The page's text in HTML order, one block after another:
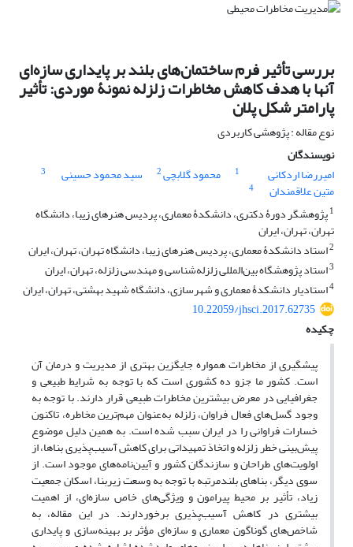
بررسی تأثیر فرم ساختمان‌های بلند بر پایداری سازه‌ای
آنها با هدف کاهش مخاطرات زلزله نمونۀ موردی: تأثیر
پارامتر شکل پلان
نوع مقاله : پژوهشی کاربردی
نویسندگان
امیررضا اردکانی
1 محمود گلابچی2 سید محمود حسینی 3
متین علاقمندان
4
1پژوهشگر دورۀ دکتری، دانشکدۀ معماری، پردیس هنرهای زیبا، دانشگاه
تهران، تهران، ایران
2استاد دانشکدۀ معماری، پردیس هنرهای زیبا، دانشگاه تهران، تهران، ایران
3استاد پژوهشگاه بین‌المللی زلزله‌شناسی و مهندسی زلزله، تهران، ایران
4استادیار دانشکدۀ معماری و شهرسازی، دانشگاه شهید بهشتی، تهران، ایران
10.22059/jhsci.2017.62735
چکیده
پیشگیری از مخاطرات همواره جایگزین بهتری از مدیریت و درمان آن
است. کشور ما جزو ده کشوری است که با توجه به شرایط طبیعی و
جغرافیایی در معرض بیشترین مخاطرات طبیعی قرار دارند. با توجه به
وجود گسل‌های فعال فراوان، زلزله به‌عنوان مهم‌ترین مخاطره، تاکنون
خسارات فراوانی را در ایران سبب شده است. به همین دلیل موضوع
پیش‌بینی خطر زلزله و اتخاذ تمهیداتی برای کاهش آسیب‌پذیری بناها، از
اولویت‌های طراحان و سازندگان کشور و آیین‌نامه‌های موجود است. از
سوی دیگر، بناهای بلندمرتبه با توجه به وسعت زیربنا، اسکان جمعیت
زیاد، تأثیر بر محیط پیرامون و ویژگی‌های خاص سازه‌ای، از اهمیت
بیشتری در کاهش آسیب‌پذیری برخوردارند. در این مقاله، به
شاخص‌های گوناگون معماری و سازه‌ای مؤثر بر بهینه‌سازی و پایداری